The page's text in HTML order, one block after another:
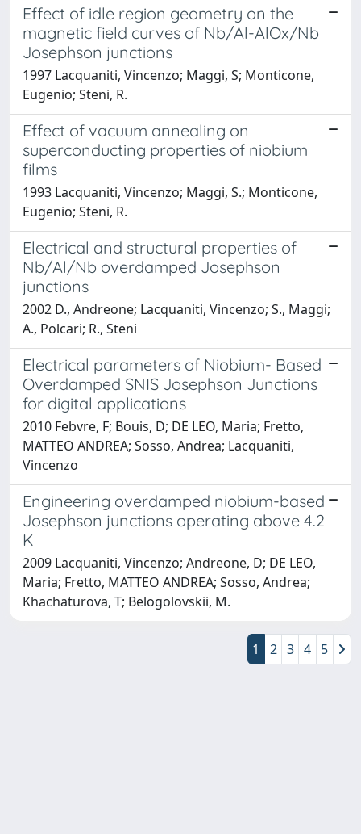
Effect of idle region geometry on the
magnetic field curves of Nb/Al-AlOx/Nb
Josephson junctions
1997 Lacquaniti, Vincenzo; Maggi, S; Monticone,
Eugenio; Steni, R.
Effect of vacuum annealing on
superconducting properties of niobium
films
1993 Lacquaniti, Vincenzo; Maggi, S.; Monticone,
Eugenio; Steni, R.
Electrical and structural properties of
Nb/Al/Nb overdamped Josephson
junctions
2002 D., Andreone; Lacquaniti, Vincenzo; S., Maggi;
A., Polcari; R., Steni
Electrical parameters of Niobium- Based
Overdamped SNIS Josephson Junctions
for digital applications
2010 Febvre, F; Bouis, D; DE LEO, Maria; Fretto,
MATTEO ANDREA; Sosso, Andrea; Lacquaniti,
Vincenzo
Engineering overdamped niobium-based
Josephson junctions operating above 4.2
K
2009 Lacquaniti, Vincenzo; Andreone, D; DE LEO,
Maria; Fretto, MATTEO ANDREA; Sosso, Andrea;
Khachaturova, T; Belogolovskii, M.
1 2 3 4 5